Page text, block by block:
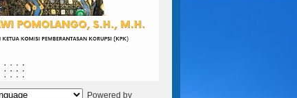
Powered by